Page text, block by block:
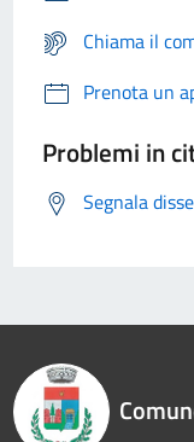
Chiama il
Prenota un
Problemi in
Segnala